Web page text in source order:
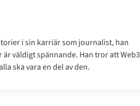
i sin karriär som journalist, han
väldigt spännande. Han tror att Web3
ska vara en del av den.